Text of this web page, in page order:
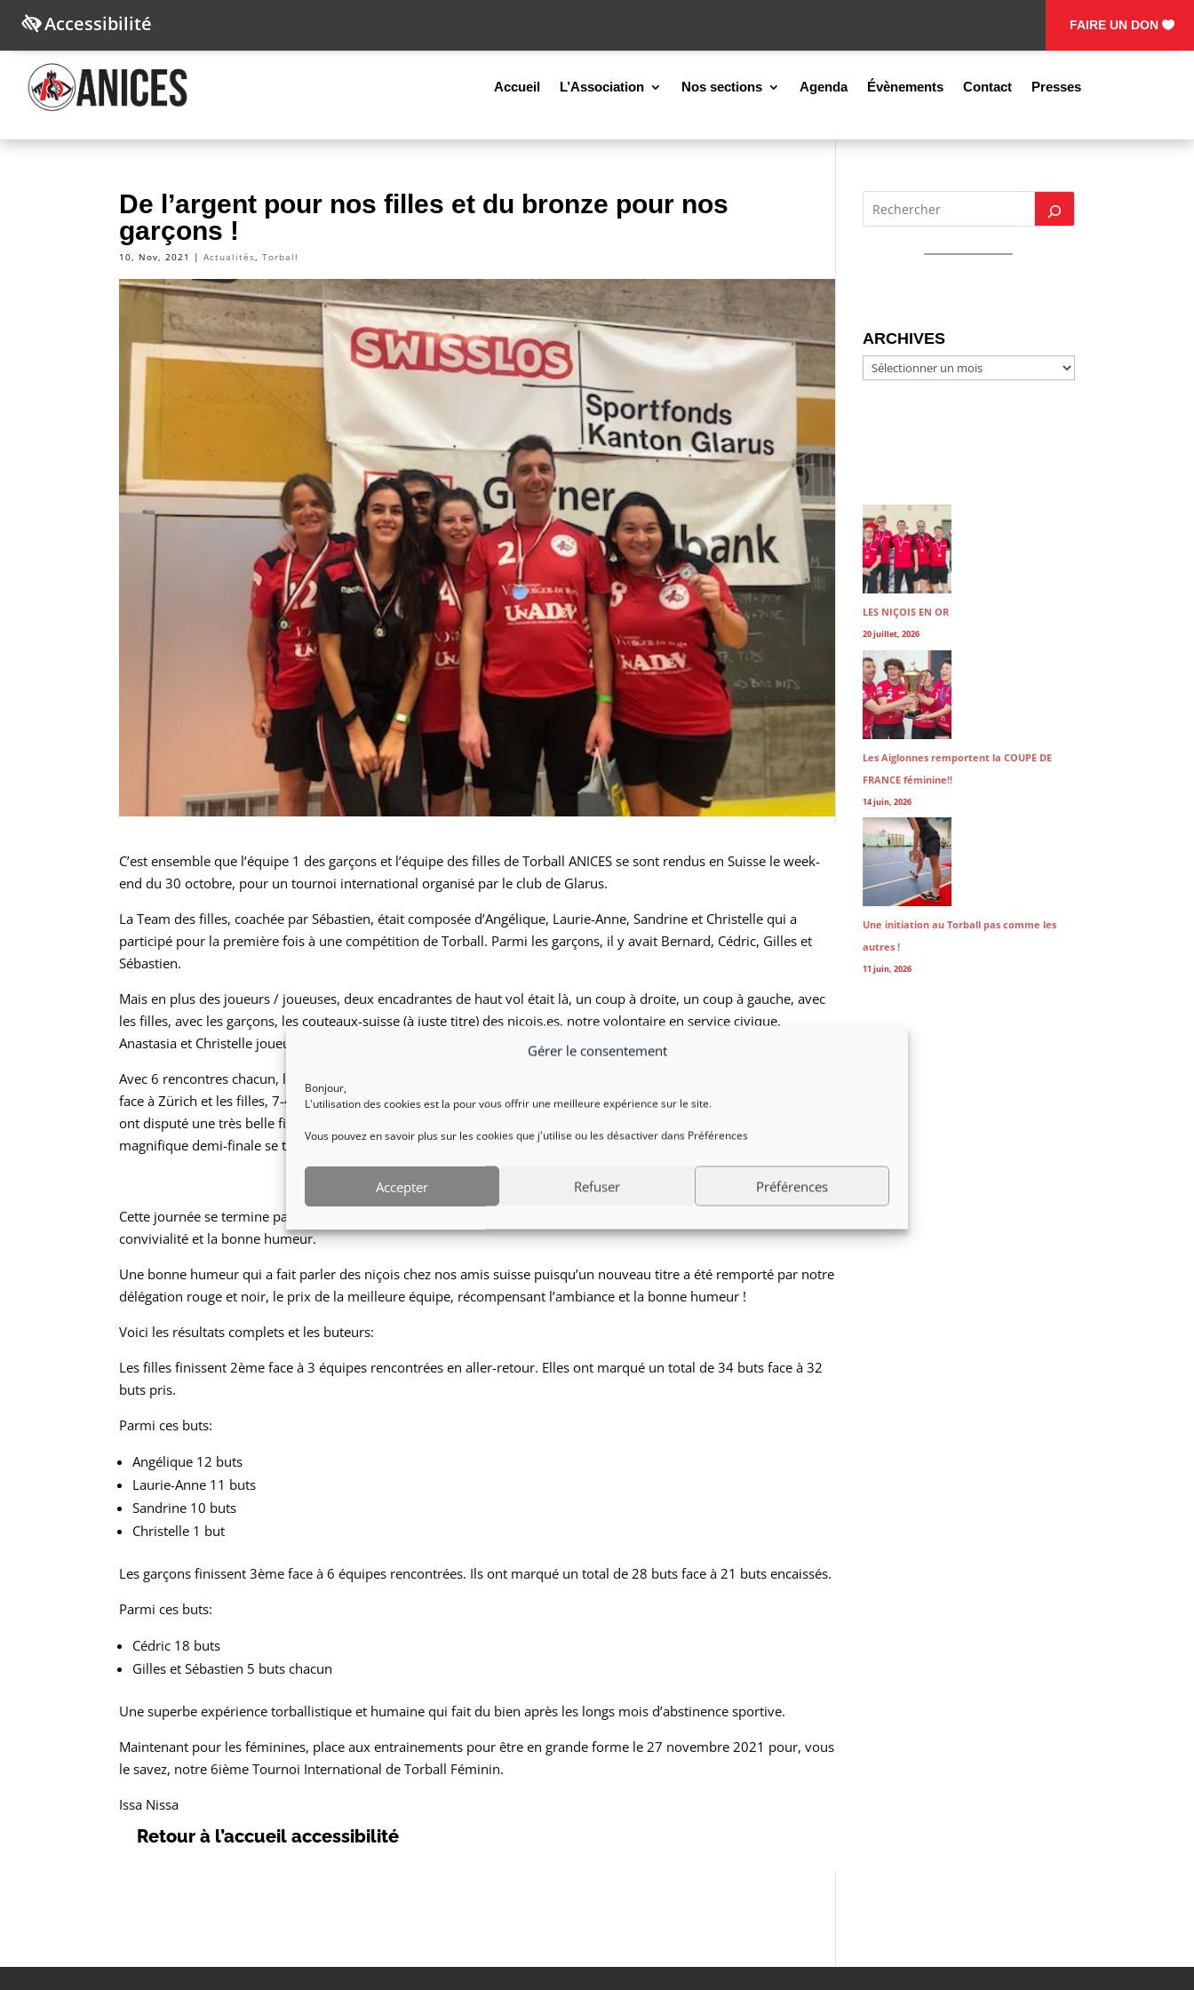
Gérer le consentement
Bonjour,
L'utilisation des cookies est la pour vous offrir une meilleure expérience sur le site.
Vous pouvez en savoir plus sur les cookies que j'utilise ou les désactiver dans Préférences
Accepter Refuser Préférences
Accessibilité FAIRE UN DON
Accueil L’Association Nos sections Agenda Évènements Contact Presses
De l’argent pour nos filles et du bronze pour nos
garçons !
10, Nov, 2021 |Actualités,Torball
C’est ensemble que l’équipe 1 des garçons et l’équipe des filles de Torball ANICES se sont rendus en Suisse le week-
end du 30 octobre, pour un tournoi international organisé par le club de Glarus.
La Team des filles, coachée par Sébastien, était composée d’Angélique, Laurie-Anne, Sandrine et Christelle qui a
participé pour la première fois à une compétition de Torball. Parmi les garçons, il y avait Bernard, Cédric, Gilles et
Sébastien.
Mais en plus des joueurs / joueuses, deux encadrantes de haut vol était là, un coup à droite, un coup à gauche, avec
les filles, avec les garçons, les couteaux-suisse (à juste titre) des niçois.es, notre volontaire en service civique,
Anastasia et Christelle joueuse muti-tâches.
Avec 6 rencontres chacun, la compétition a débuté par deux très belles victoires d’ANICES. Les garçons ont gagné 7-1
face à Zürich et les filles, 7-4 face à Glarus. Nos deux équipes ont terminé sur le podium. Les filles ont fini 2ème et
ont disputé une très belle finale face à Tirol avec un score de 4 à 2. Les garçons se sont battus contre Zürich dans une
magnifique demi-finale se terminant à 4-5 en prolongation, l’équipe d’ANICES finit donc 3ème.
Cette journée se termine par un superbe repas au complexe sportif, que les équipes ont pu partager dans la
convivialité et la bonne humeur.
Une bonne humeur qui a fait parler des niçois chez nos amis suisse puisqu’un nouveau titre a été remporté par notre
délégation rouge et noir, le prix de la meilleure équipe, récompensant l’ambiance et la bonne humeur !
Voici les résultats complets et les buteurs:
Les filles finissent 2ème face à 3 équipes rencontrées en aller-retour. Elles ont marqué un total de 34 buts face à 32
buts pris.
Parmi ces buts:
Angélique 12 buts
Laurie-Anne 11 buts
Sandrine 10 buts
Christelle 1 but
Les garçons finissent 3ème face à 6 équipes rencontrées. Ils ont marqué un total de 28 buts face à 21 buts encaissés.
Parmi ces buts:
Cédric 18 buts
Gilles et Sébastien 5 buts chacun
Une superbe expérience torballistique et humaine qui fait du bien après les longs mois d’abstinence sportive.
Maintenant pour les féminines, place aux entrainements pour être en grande forme le 27 novembre 2021 pour, vous
le savez, notre 6ième Tournoi International de Torball Féminin.
Issa Nissa
Retour à l’accueil accessibilité
ARCHIVES
ARCHIVES
LES NIÇOIS EN OR
20 juillet, 2026
Les Aiglonnes remportent la COUPE DE
FRANCE féminine!!
14 juin, 2026
Une initiation au Torball pas comme les
autres !
11 juin, 2026